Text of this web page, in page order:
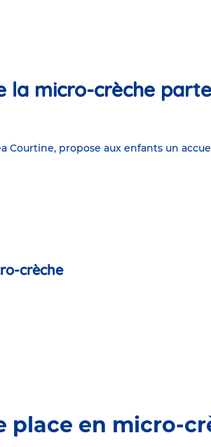
la micro-crèche
Courtine, propose aux enfants un
crèche
place en micro-